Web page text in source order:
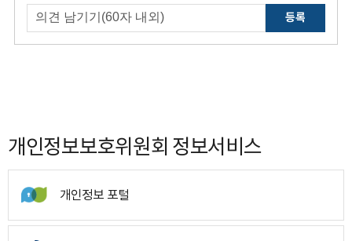
등록
개인정보보호위원회 정보서비스
개인정보 포털